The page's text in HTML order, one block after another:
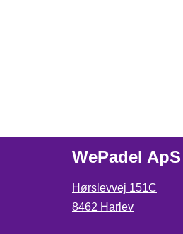
WePadel ApS
Hørslevvej 151C
8462 Harlev